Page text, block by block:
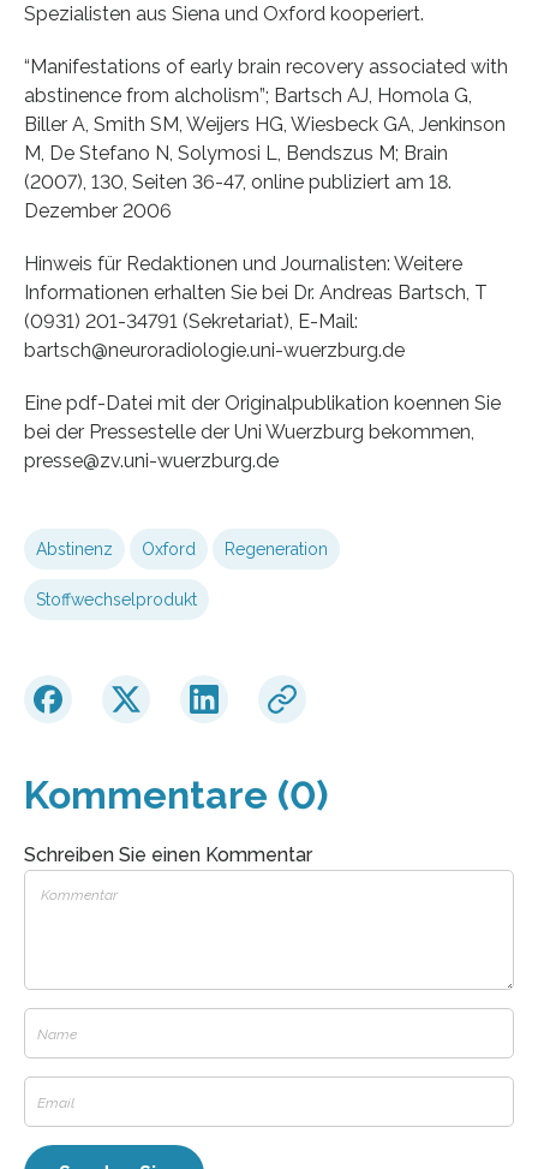
Spezialisten aus Siena und Oxford kooperiert.
“Manifestations of early brain recovery associated with
abstinence from alcholism”; Bartsch AJ, Homola G,
Biller A, Smith SM, Weijers HG, Wiesbeck GA, Jenkinson
M, De Stefano N, Solymosi L, Bendszus M; Brain
(2007), 130, Seiten 36-47, online publiziert am 18.
Dezember 2006
Hinweis für Redaktionen und Journalisten: Weitere
Informationen erhalten Sie bei Dr. Andreas Bartsch, T
(0931) 201-34791 (Sekretariat), E-Mail:
bartsch@neuroradiologie.uni-wuerzburg.de
Eine pdf-Datei mit der Originalpublikation koennen Sie
bei der Pressestelle der Uni Wuerzburg bekommen,
presse@zv.uni-wuerzburg.de
Abstinenz Oxford Regeneration
Stoffwechselprodukt
Kommentare (0)
Schreiben Sie einen Kommentar